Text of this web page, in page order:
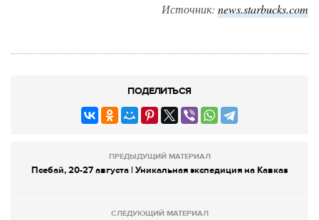
Источник: news.starbucks.com
ПОДЕЛИТЬСЯ
ПРЕДЫДУЩИЙ МАТЕРИАЛ
Псебай, 20-27 августа | Уникальная экспедиция на Кавказ
СЛЕДУЮЩИЙ МАТЕРИАЛ